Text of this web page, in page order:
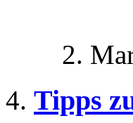
2.
Tipps